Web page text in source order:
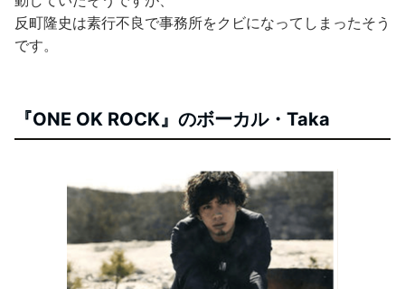
反町隆史は素行不良で事務所をクビになってしまったそう
です。
『ONE OK ROCK』のボーカル・Taka